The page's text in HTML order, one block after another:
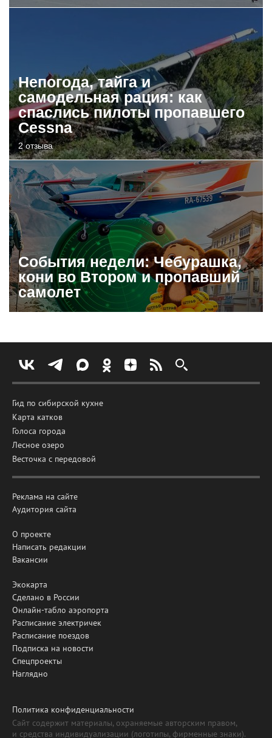
Непогода, тайга и
самодельная рация: как
спаслись пилоты пропавшего
Cessna
2 отзыва
События недели: Чебурашка,
кони во Втором и пропавший
самолет
Гид по сибирской кухне
Карта катков
Голоса города
Лесное озеро
Весточка с передовой
Реклама на сайте
Аудитория сайта
О проекте
Написать редакции
Вакансии
Экокарта
Сделано в России
Онлайн-табло аэропорта
Расписание электричек
Расписание поездов
Подписка на новости
Спецпроекты
Наглядно
Политика конфиденциальности
Сайт содержит материалы, охраняемые авторским правом,
и средства индивидуализации (логотипы, фирменные знаки).